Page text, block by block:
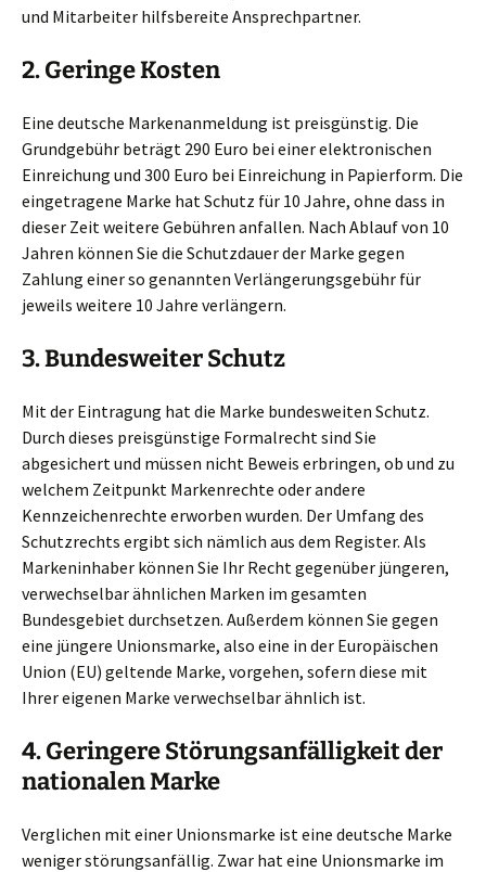
und Mitarbeiter hilfsbereite Ansprechpartner.
2. Geringe Kosten
Eine deutsche Markenanmeldung ist preisgünstig. Die
Grundgebühr beträgt 290 Euro bei einer elektronischen
Einreichung und 300 Euro bei Einreichung in Papierform. Die
eingetragene Marke hat Schutz für 10 Jahre, ohne dass in
dieser Zeit weitere Gebühren anfallen. Nach Ablauf von 10
Jahren können Sie die Schutzdauer der Marke gegen
Zahlung einer so genannten Verlängerungsgebühr für
jeweils weitere 10 Jahre verlängern.
3. Bundesweiter Schutz
Mit der Eintragung hat die Marke bundesweiten Schutz.
Durch dieses preisgünstige Formalrecht sind Sie
abgesichert und müssen nicht Beweis erbringen, ob und zu
welchem Zeitpunkt Markenrechte oder andere
Kennzeichenrechte erworben wurden. Der Umfang des
Schutzrechts ergibt sich nämlich aus dem Register. Als
Markeninhaber können Sie Ihr Recht gegenüber jüngeren,
verwechselbar ähnlichen Marken im gesamten
Bundesgebiet durchsetzen. Außerdem können Sie gegen
eine jüngere Unionsmarke, also eine in der Europäischen
Union (EU) geltende Marke, vorgehen, sofern diese mit
Ihrer eigenen Marke verwechselbar ähnlich ist.
4. Geringere Störungsanfälligkeit der
nationalen Marke
Verglichen mit einer Unionsmarke ist eine deutsche Marke
weniger störungsanfällig. Zwar hat eine Unionsmarke im